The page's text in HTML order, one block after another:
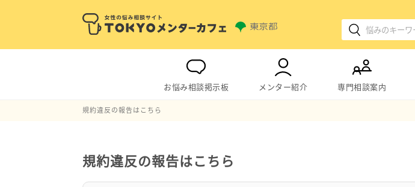
お悩み相談掲示板 メンター紹介 専門相談案内
規約違反の報告はこちら
規約違反の報告はこちら